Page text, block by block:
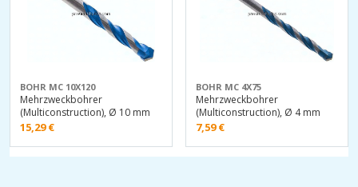
BOHR MC 10X120
Mehrzweckbohrer
(Multiconstruction), Ø 10 mm
15,29€
BOHR MC 4X75
Mehrzweckbohrer
(Multiconstruction), Ø 4 mm
7,59€